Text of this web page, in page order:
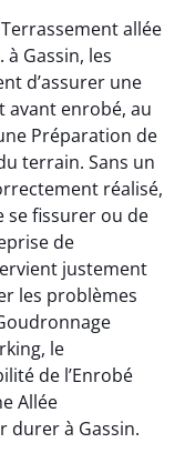
allée
Gassin, les
d’assurer une
avant enrobé, au
Préparation de
terrain. Sans un
réalisé,
se fissurer ou de
de
justement
les problèmes
le
de l’Enrobé
Allée
durer à Gassin.